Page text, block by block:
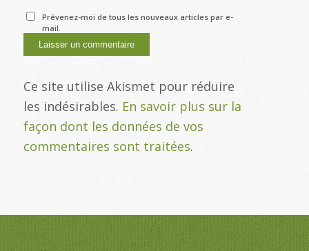
Prévenez-moi de tous les nouveaux articles par e-
mail.
Ce site utilise Akismet pour réduire
les indésirables. En savoir plus sur la
façon dont les données de vos
commentaires sont traitées.